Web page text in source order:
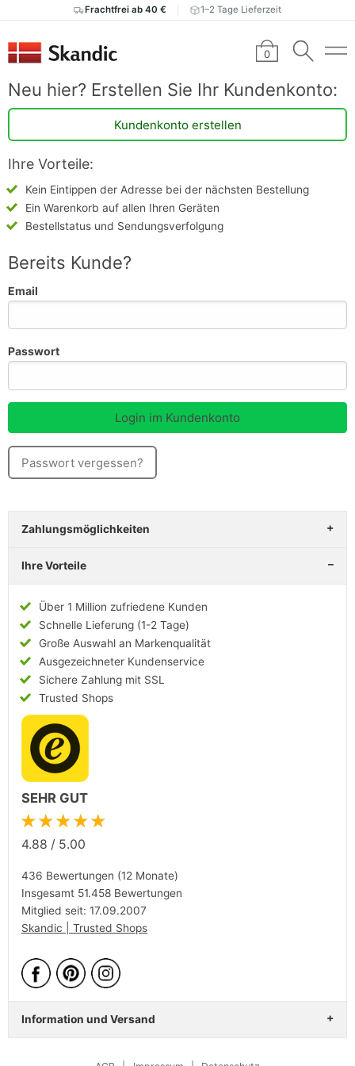
Frachtfrei ab 40 € 1–2 Tage Lieferzeit
0
Neu hier? Erstellen Sie Ihr Kundenkonto:
Kundenkonto erstellen
Ihre Vorteile:
Kein Eintippen der Adresse bei der nächsten Bestellung
Ein Warenkorb auf allen Ihren Geräten
Bestellstatus und Sendungsverfolgung
Bereits Kunde?
Email
Passwort
Passwort vergessen?
Zahlungsmöglichkeiten
Ihre Vorteile
Über 1 Million zufriedene Kunden
Schnelle Lieferung (1-2 Tage)
Große Auswahl an Markenqualität
Ausgezeichneter Kundenservice
Sichere Zahlung mit SSL
Trusted Shops
SEHR GUT
★★★★★
4.88 / 5.00
436 Bewertungen (12 Monate)
Insgesamt 51.458 Bewertungen
Mitglied seit: 17.09.2007
Skandic | Trusted Shops
Information und Versand